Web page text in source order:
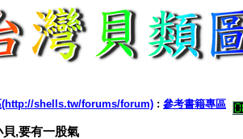
(http://shells.tw/forums/forum) : 參考書籍專區
,要有一股氣